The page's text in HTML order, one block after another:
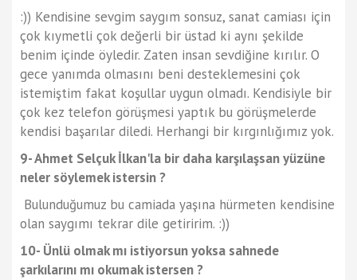
:)) Kendisine sevgim saygım sonsuz, sanat camiası için
çok kıymetli çok değerli bir üstad ki aynı şekilde
benim içinde öyledir. Zaten insan sevdiğine kırılır. O
gece yanımda olmasını beni desteklemesini çok
istemiştim fakat koşullar uygun olmadı. Kendisiyle bir
çok kez telefon görüşmesi yaptık bu görüşmelerde
kendisi başarılar diledi. Herhangi bir kırgınlığımız yok.
9- Ahmet Selçuk İlkan'la bir daha karşılaşsan yüzüne
neler söylemek istersin ?
Bulunduğumuz bu camiada yaşına hürmeten kendisine
olan saygımı tekrar dile getiririm. :))
10- Ünlü olmak mı istiyorsun yoksa sahnede
şarkılarını mı okumak istersen ?